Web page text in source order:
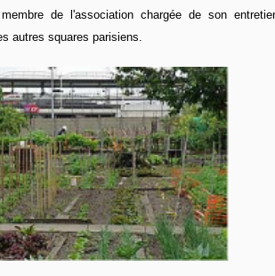
de l'association chargée de son
autres squares parisiens.